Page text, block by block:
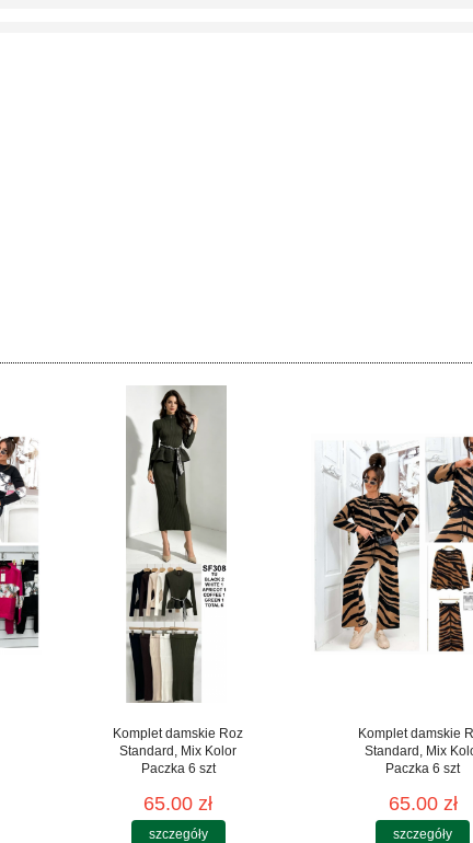
Komplet damskie Roz
Standard, Mix Kolor
Paczka 6 szt
65.00 zł
szczegóły
Komplet damskie
Standard, Mix
Paczka 6 szt
65.00 zł
szczegóły